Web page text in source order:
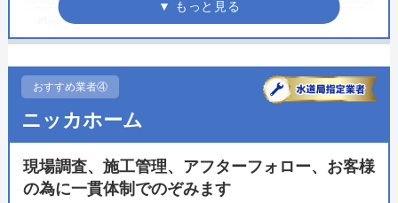
「交換できるくん」は住宅設備のネット注文ができる
業者です。東証グロース上場企業であり、商品・工事
ともに10年間の保証が無料で付帯しており、メンテナ
ンス専用窓口もあるため、万が一のトラブルの際の安
心感は他社とは一味違います。
ネット注文という形態をとっており、現地にスタッフ
が訪問せずトイレの写真を撮影しフォームから送信す
処分費 基本工事費に含む
y、コンビニあと払い、ローン
営業時間
定休日 なし（年中無休）
累計実績 2022年度施工件数24,529件
施工事例ページ
https://www.koukannotatsujin.com/Form/
おすすめ業者④
ニッカホーム
現場調査、施工管理、アフターフォロー、お客様
の為に一貫体制でのぞみます